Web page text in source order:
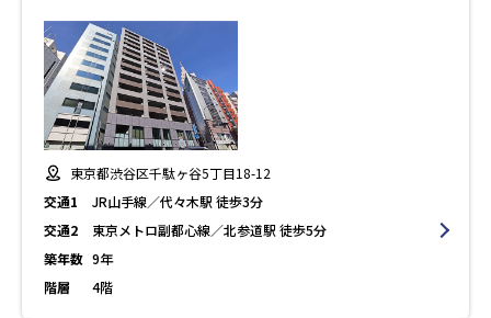
東京都渋谷区千駄ヶ谷5丁目18-12
交通1
JR山手線／代々木駅 徒歩3分
交通2
東京メトロ副都心線／北参道駅 徒歩5分
築年数 9年
階層
4階